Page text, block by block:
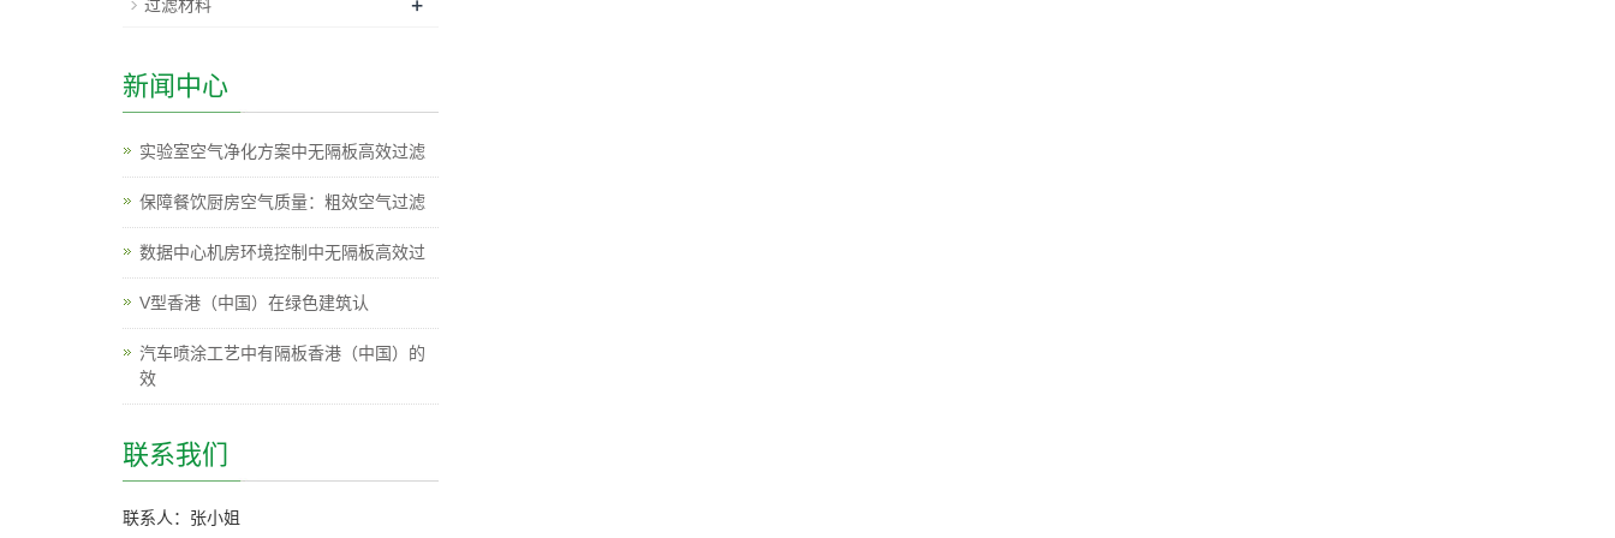
过滤材料
新闻中心
实验室空气净化方案中无隔板高效过滤
保障餐饮厨房空气质量：粗效空气过滤
数据中心机房环境控制中无隔板高效过
V型香港（中国）在绿色建筑认
汽车喷涂工艺中有隔板香港（中国）的
效
联系我们
联系人：张小姐